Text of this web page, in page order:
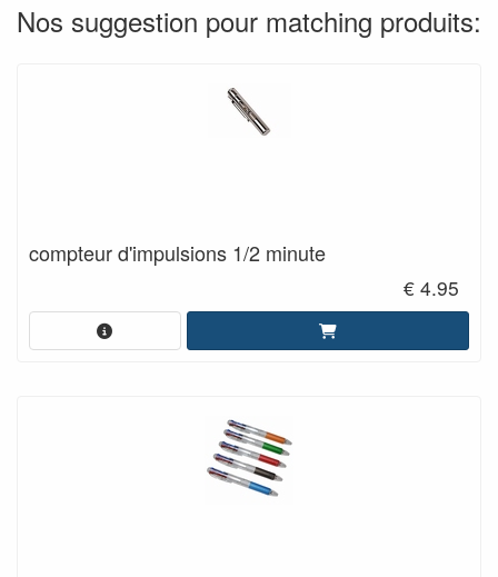
Nos suggestion pour matching produits:
compteur d'impulsions 1/2 minute
€ 4.95